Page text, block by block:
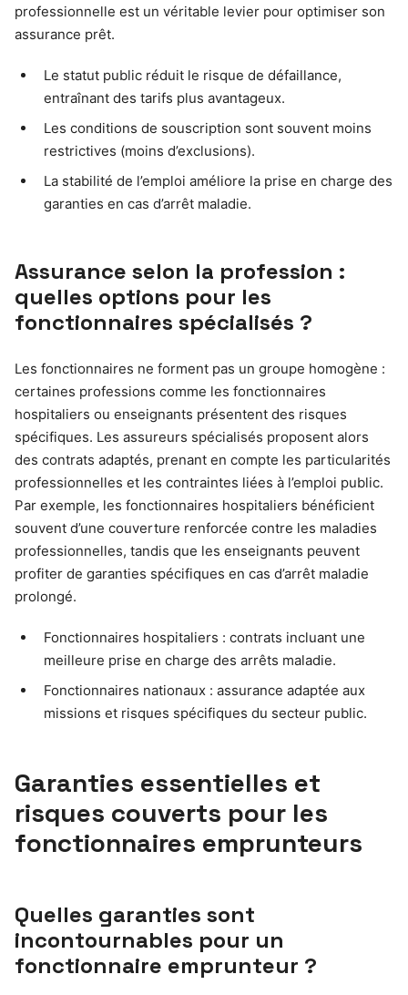
professionnelle est un véritable levier pour optimiser son
assurance prêt.
Le statut public réduit le risque de défaillance,
entraînant des tarifs plus avantageux.
Les conditions de souscription sont souvent moins
restrictives (moins d’exclusions).
La stabilité de l’emploi améliore la prise en charge des
garanties en cas d’arrêt maladie.
Assurance selon la profession :
quelles options pour les
fonctionnaires spécialisés ?
Les fonctionnaires ne forment pas un groupe homogène :
certaines professions comme les fonctionnaires
hospitaliers ou enseignants présentent des risques
spécifiques. Les assureurs spécialisés proposent alors
des contrats adaptés, prenant en compte les particularités
professionnelles et les contraintes liées à l’emploi public.
Par exemple, les fonctionnaires hospitaliers bénéficient
souvent d’une couverture renforcée contre les maladies
professionnelles, tandis que les enseignants peuvent
profiter de garanties spécifiques en cas d’arrêt maladie
prolongé.
Fonctionnaires hospitaliers : contrats incluant une
meilleure prise en charge des arrêts maladie.
Fonctionnaires nationaux : assurance adaptée aux
missions et risques spécifiques du secteur public.
Garanties essentielles et
risques couverts pour les
fonctionnaires emprunteurs
Quelles garanties sont
incontournables pour un
fonctionnaire emprunteur ?